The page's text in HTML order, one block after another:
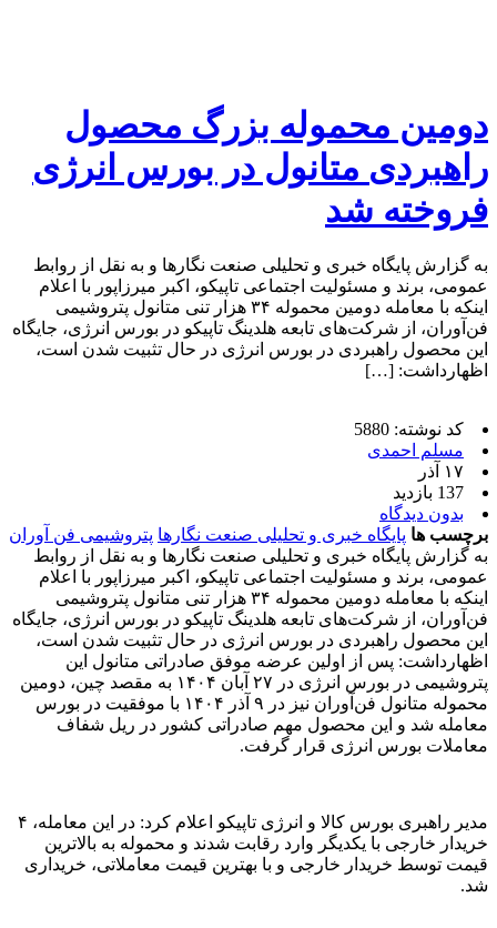
دومین محموله بزرگ محصول
راهبردی متانول در بورس انرژی
فروخته شد
به گزارش پایگاه خبری و تحلیلی صنعت نگارها و به نقل از روابط
عمومی، برند و مسئولیت اجتماعی تاپیکو، اکبر میرزاپور با اعلام
اینکه با معامله دومین محموله ۳۴ هزار تنی متانول پتروشیمی
فن‌آوران، از شرکت‌های تابعه هلدینگ تاپیکو در بورس انرژی، جایگاه
این محصول راهبردی در بورس انرژی در حال تثبیت شدن است،
اظهارداشت: […]
کد نوشته: 5880
مسلم احمدی
۱۷ آذر
137 بازدید
بدون دیدگاه
برچسب ها پایگاه خبری و تحلیلی صنعت نگارها پتروشیمی فن آوران
به گزارش پایگاه خبری و تحلیلی صنعت نگارها و به نقل از روابط
عمومی، برند و مسئولیت اجتماعی تاپیکو، اکبر میرزاپور با اعلام
اینکه با معامله دومین محموله ۳۴ هزار تنی متانول پتروشیمی
فن‌آوران، از شرکت‌های تابعه هلدینگ تاپیکو در بورس انرژی، جایگاه
این محصول راهبردی در بورس انرژی در حال تثبیت شدن است،
اظهارداشت: پس از اولین عرضه موفق صادراتی متانول این
پتروشیمی در بورس انرژی در ۲۷ آبان ۱۴۰۴ به مقصد چین، دومین
محموله متانول فن‌آوران نیز در ۹ آذر ۱۴۰۴ با موفقیت در بورس
معامله شد و این محصول مهم صادراتی کشور در ریل شفاف
معاملات بورس انرژی قرار گرفت.
مدیر راهبری بورس کالا و انرژی تاپیکو اعلام کرد: در این معامله، ۴
خریدار خارجی با یکدیگر وارد رقابت شدند و محموله به بالاترین
قیمت توسط خریدار خارجی و با بهترین قیمت معاملاتی، خریداری
شد.